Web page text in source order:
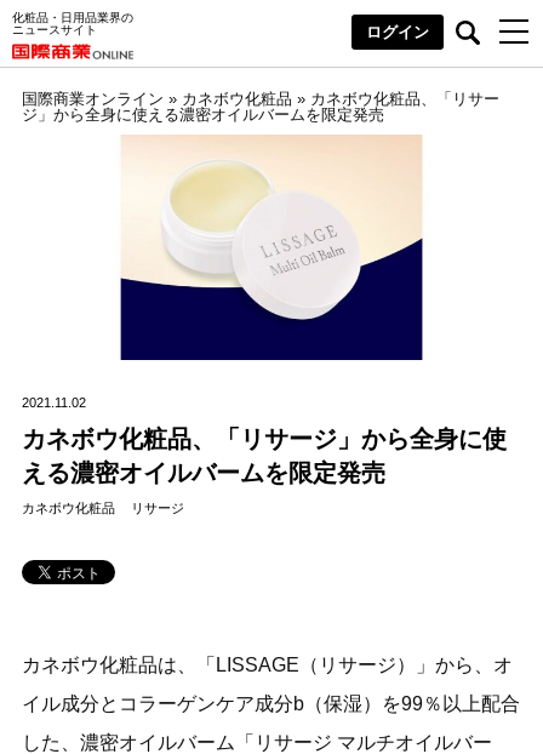
化粧品・日用品業界の
ニュースサイト
ログイン
国際商業オンライン » カネボウ化粧品 » カネボウ化粧品、「リサー
ジ」から全身に使える濃密オイルバームを限定発売
2021.11.02
カネボウ化粧品、「リサージ」から全身に使
える濃密オイルバームを限定発売
カネボウ化粧品 リサージ
カネボウ化粧品は、「LISSAGE（リサージ）」から、オ
イル成分とコラーゲンケア成分b（保湿）を99％以上配合
した、濃密オイルバーム「リサージ マルチオイルバー